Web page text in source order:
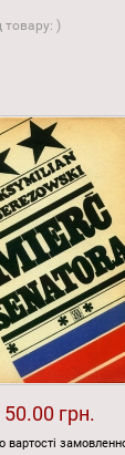
товару: )
50.00 грн.
вартості